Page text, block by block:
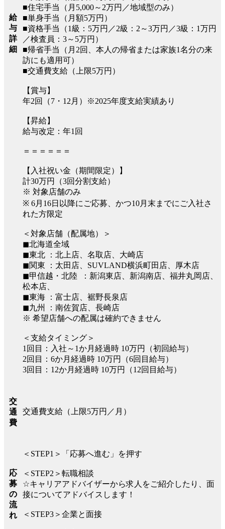
給
与
詳
細
■住宅手当（月5,000～2万円／地域型のみ）
■単身手当（月額5万円）
■資格手当（1級：5万円／2級：2～3万円／3級：1万円
／検査員：3～5万円）
■帰省手当（月2回、本人の帰省または家族1名分の来
訪にも適用可）
■交通費支給（上限5万円）
【賞与】
年2回（7・12月）※2025年度支給実績あり
【昇給】
給与改定：年1回
＝＝＝＝＝＝
【入社祝い金（期間限定）】
計30万円（3回分割支給）
※ 対象店舗のみ
※ 6月16日以降にご応募、かつ10月末までにご入社さ
れた方限定
＜対象店舗（配属地）＞
◼︎北海道全域
◼︎東北 ：北上店、名取店、大崎店
◼︎関東 ：太田店、SUVLAND横浜町田店、厚木店
◼︎甲信越・北陸 ：新潟東店、新潟南店、福井丸岡店、
松本店、
◼︎東海 ：富士店、裾野長泉店
◼︎九州 ：南佐賀店、長崎店
※ 希望店舗への配属は確約できません
＜支給タイミング＞
1回目：入社～1か月経過時 10万円（初回給与）
2回目：6か月経過時 10万円（6回目給与）
3回目：12か月経過時 10万円（12回目給与）
交
通
費
交通費支給（上限5万円／月）
応
募
の
流
れ
＜STEP1＞「応募へ進む」を押す
＜STEP2＞転職相談
☆キャリアアドバイザーから求人をご紹介したり、面
接についてアドバイスします！
＜STEP3＞企業と面接